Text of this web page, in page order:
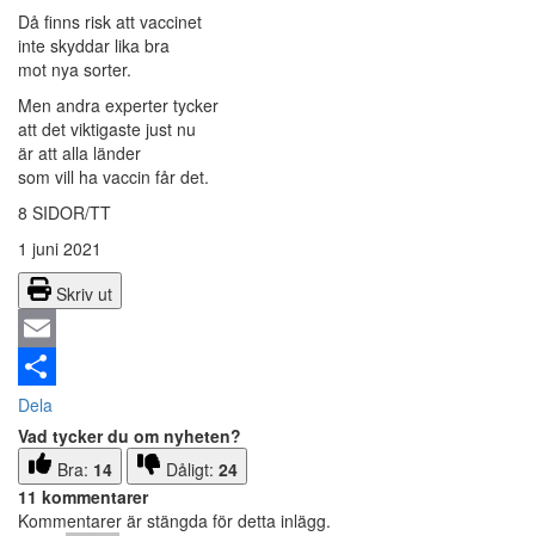
Då finns risk att vaccinet
inte skyddar lika bra
mot nya sorter.
Men andra experter tycker
att det viktigaste just nu
är att alla länder
som vill ha vaccin får det.
8 SIDOR/TT
1 juni 2021
Skriv ut
Email
Dela
Vad tycker du om nyheten?
Bra: 14 Dåligt: 24
11 kommentarer
Kommentarer är stängda för detta inlägg.